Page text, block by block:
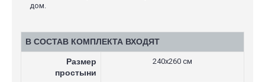
дом.
В СОСТАВ КОМПЛЕКТА ВХОДЯТ
Размер
простыни
240х260 см